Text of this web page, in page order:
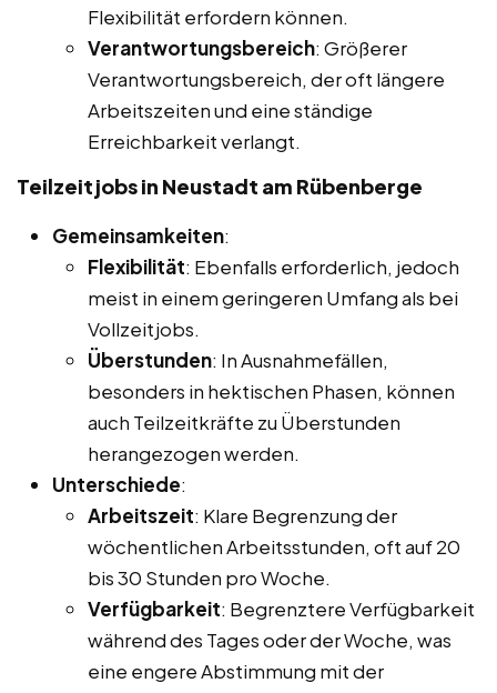
Flexibilität erfordern können.
Verantwortungsbereich: Größerer
Verantwortungsbereich, der oft längere
Arbeitszeiten und eine ständige
Erreichbarkeit verlangt.
Teilzeitjobs in Neustadt am Rübenberge
Gemeinsamkeiten:
Flexibilität: Ebenfalls erforderlich, jedoch
meist in einem geringeren Umfang als bei
Vollzeitjobs.
Überstunden: In Ausnahmefällen,
besonders in hektischen Phasen, können
auch Teilzeitkräfte zu Überstunden
herangezogen werden.
Unterschiede:
Arbeitszeit: Klare Begrenzung der
wöchentlichen Arbeitsstunden, oft auf 20
bis 30 Stunden pro Woche.
Verfügbarkeit: Begrenztere Verfügbarkeit
während des Tages oder der Woche, was
eine engere Abstimmung mit der